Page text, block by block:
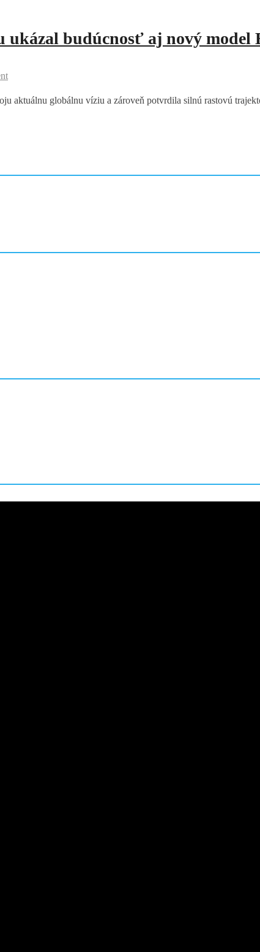
ukázal budúcnosť aj nový model
aktuálnu globálnu víziu a zároveň potvrdila silnú rastovú